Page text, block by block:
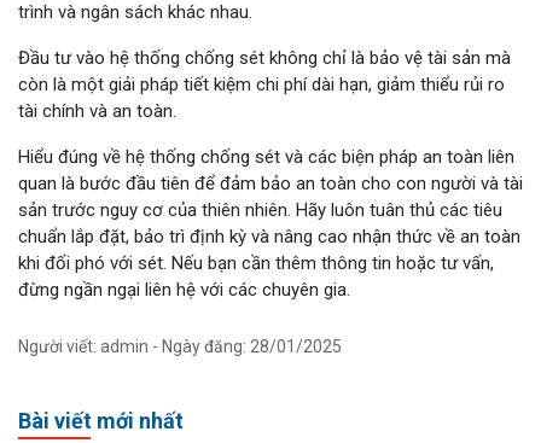
trình và ngân sách khác nhau.
Đầu tư vào hệ thống chống sét không chỉ là bảo vệ tài sản mà
còn là một giải pháp tiết kiệm chi phí dài hạn, giảm thiểu rủi ro
tài chính và an toàn.
Hiểu đúng về hệ thống chống sét và các biện pháp an toàn liên
quan là bước đầu tiên để đảm bảo an toàn cho con người và tài
sản trước nguy cơ của thiên nhiên. Hãy luôn tuân thủ các tiêu
chuẩn lắp đặt, bảo trì định kỳ và nâng cao nhận thức về an toàn
khi đối phó với sét. Nếu bạn cần thêm thông tin hoặc tư vấn,
đừng ngần ngại liên hệ với các chuyên gia.
Người viết: admin - Ngày đăng: 28/01/2025
Bài viết mới nhất